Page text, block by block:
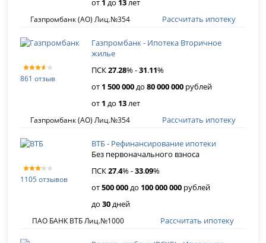
от 1 до 13лет
Газпромбанк (АО) Лиц.№354 Рассчитать ипотеку
861 отзыв
Газпромбанк - Ипотека Вторичное
жилье
ПСК27.28% -31.11%
от 1 500 000до80 000 000 рублей
от 1 до 13лет
Газпромбанк (АО) Лиц.№354 Рассчитать ипотеку
1105 отзывов
ВТБ - Рефинансирование ипотеки
Без первоначального взноса
ПСК27.4% -33.09%
от500 000до 100 000 000 рублей
до30дней
ПАО БАНК ВТБ Лиц.№1000 Рассчитать ипотеку